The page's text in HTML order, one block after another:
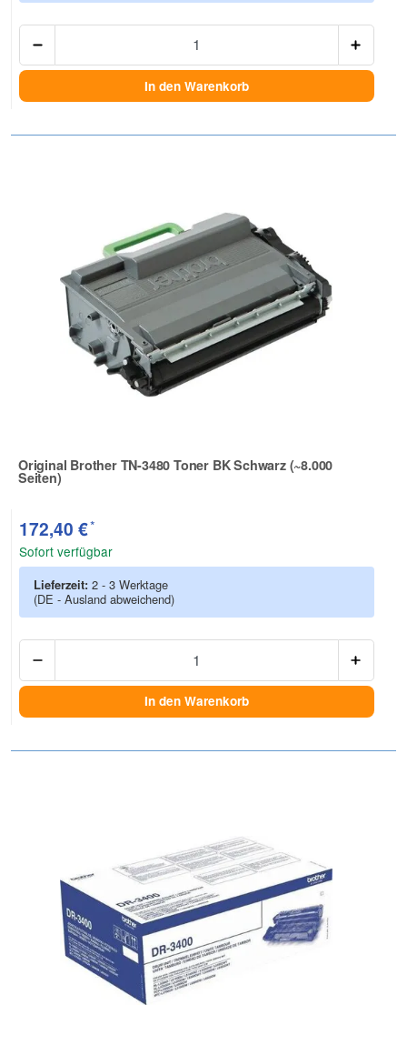
In den Warenkorb
Original Brother TN-3480 Toner BK Schwarz (~8.000
Seiten)
Zur Artikelbewertung
172,40 €*
Sofort verfügbar
Lieferzeit: 2 - 3 Werktage
(DE - Ausland abweichend)
In den Warenkorb